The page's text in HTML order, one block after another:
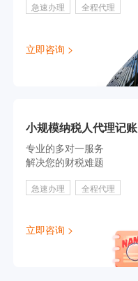
急速办理 全程代理
立即咨询 >
小规模纳税人代理记账
专业的多对一服务
解决您的财税难题
急速办理 全程代理
立即咨询 >